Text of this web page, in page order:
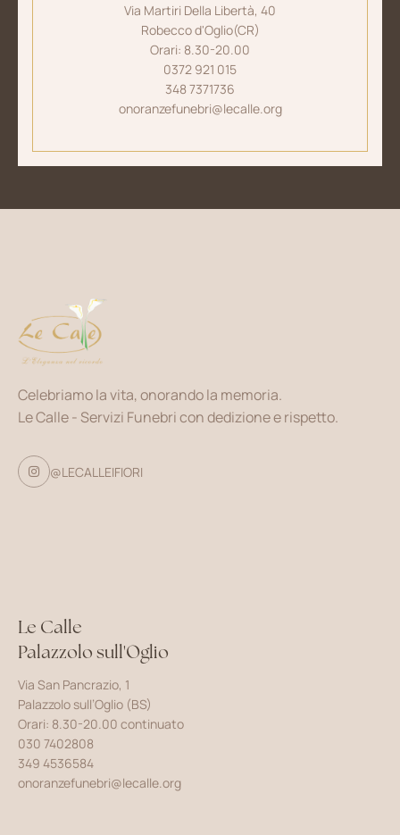
Via Martiri Della Libertà, 40
Robecco d'Oglio(CR)
Orari: 8.30-20.00
0372 921 015
348 7371736
onoranzefunebri@lecalle.org
Celebriamo la vita, onorando la memoria.
Le Calle - Servizi Funebri con dedizione e rispetto.
 @LECALLEIFIORI
Le Calle
Palazzolo sull'Oglio
Via San Pancrazio, 1
Palazzolo sull’Oglio (BS)
Orari: 8.30-20.00 continuato
030 7402808
349 4536584
onoranzefunebri@lecalle.org